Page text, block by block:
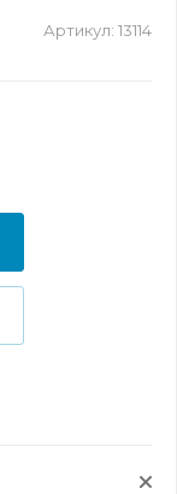
Артикул: 13114